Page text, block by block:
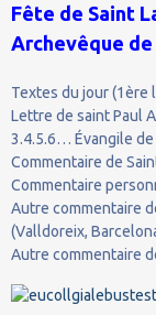
Fête de Saint
Archevêque de
Textes du jour (1ère
Lettre de saint Paul
3.4.5.6… Évangile
Commentaire de
Commentaire
Autre commentaire
(Valldoreix,
Autre commentaire